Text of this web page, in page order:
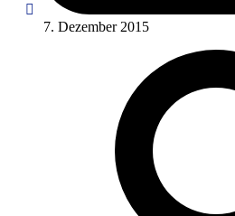
7. Dezember 2015